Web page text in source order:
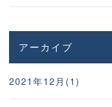
アーカイブ
2021年12月(1)